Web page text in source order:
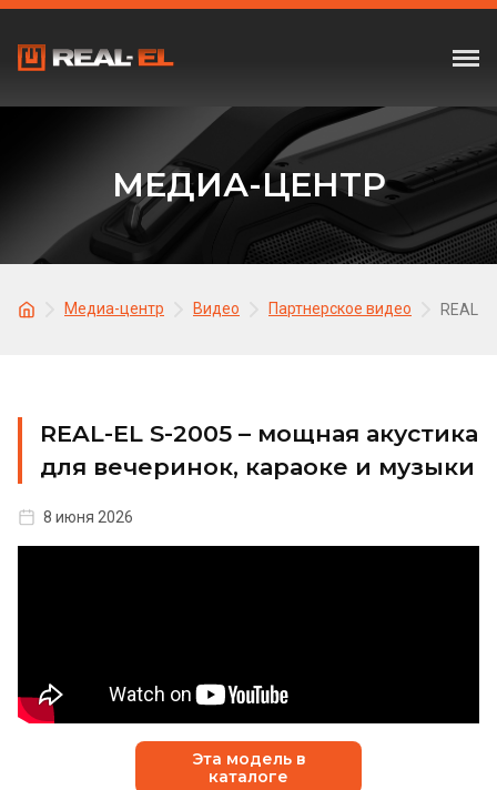
МЕДИА-ЦЕНТР
Медиа-центр Видео Партнерское видео REAL-
REAL-EL S-2005 – мощная акустика
для вечеринок, караоке и музыки
8 июня 2026
Эта модель в
каталоге